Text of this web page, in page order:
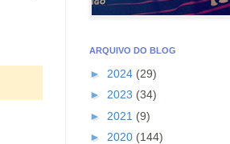
ARQUIVO DO BLOG
► 2024 (29)
► 2023 (34)
► 2021 (9)
► 2020 (144)